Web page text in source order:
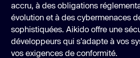
accru, à des obligations
évolution et à des cybermenaces
sophistiquées. Aikido offre une
développeurs qui s'adapte à vos
vos exigences de conformité.